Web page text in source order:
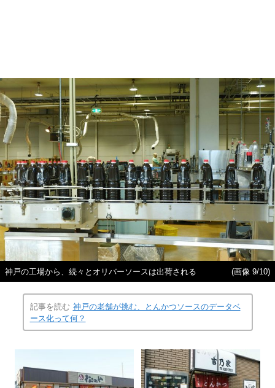
神戸の工場から、続々とオリバーソースは出荷される (画像 9/10)
記事を読む 神戸の老舗が挑む、とんかつソースのデータベ
ース化って何？